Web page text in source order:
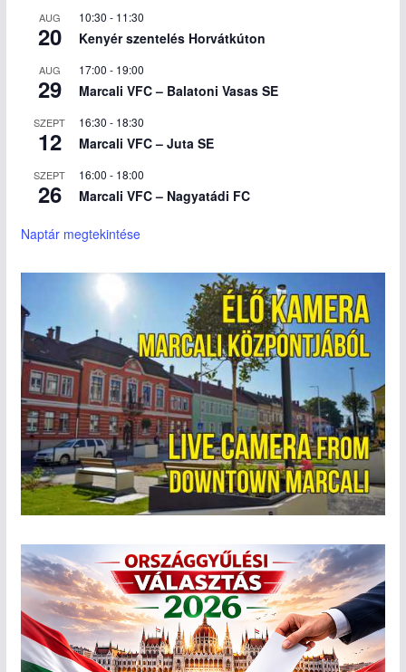
AUG
20
10:30 - 11:30
Kenyér szentelés Horvátkúton
AUG
29
17:00 - 19:00
Marcali VFC – Balatoni Vasas SE
SZEPT
12
16:30 - 18:30
Marcali VFC – Juta SE
SZEPT
26
16:00 - 18:00
Marcali VFC – Nagyatádi FC
Naptár megtekintése